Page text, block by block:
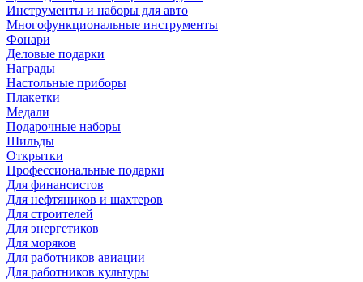
Инструменты и наборы для авто
Многофункциональные инструменты
Фонари
Деловые подарки
Награды
Настольные приборы
Плакетки
Медали
Подарочные наборы
Шильды
Открытки
Профессиональные подарки
Для финансистов
Для нефтяников и шахтеров
Для строителей
Для энергетиков
Для моряков
Для работников авиации
Для работников культуры